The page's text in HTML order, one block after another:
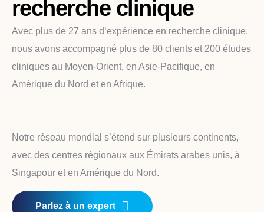
recherche clinique
Avec plus de 27 ans d’expérience en recherche clinique,
nous avons accompagné plus de 80 clients et 200 études
cliniques au Moyen-Orient, en Asie-Pacifique, en
Amérique du Nord et en Afrique.
Notre réseau mondial s’étend sur plusieurs continents,
avec des centres régionaux aux Émirats arabes unis, à
Singapour et en Amérique du Nord.
Parlez à un expert